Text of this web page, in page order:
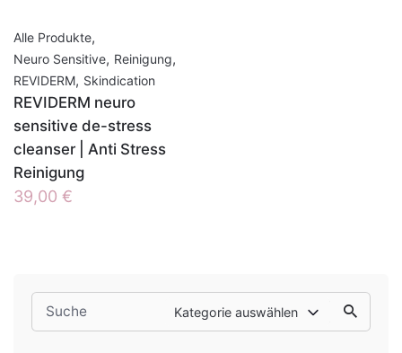
Search
for
Kategorie auswählen
Alle Produkte,
Neuro Sensitive, Reinigung,
REVIDERM, Skindication
REVIDERM neuro
sensitive de-stress
cleanser | Anti Stress
Reinigung
39,00 €